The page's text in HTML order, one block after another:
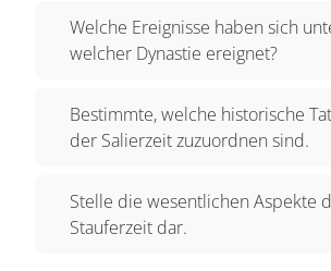
Welche Ereignisse haben sich
welcher Dynastie ereignet?
Bestimmte, welche historische
der Salierzeit zuzuordnen sind.
Stelle die wesentlichen Aspekte
Stauferzeit dar.